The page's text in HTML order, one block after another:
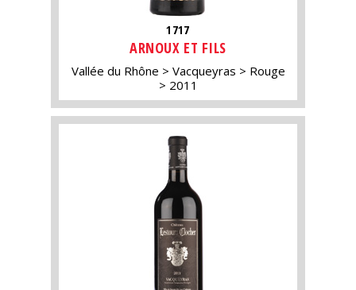
1717
ARNOUX ET FILS
Vallée du Rhône Vacqueyras
Rouge
2011